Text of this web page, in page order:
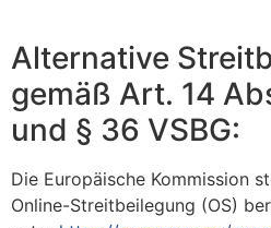
Alternative
gemäß Art. 14
und § 36 VSBG:
Die Europäische Kommission
Online-Streitbeilegung (OS)